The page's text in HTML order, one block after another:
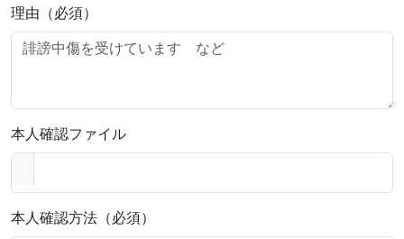
理由（必須）
本人確認ファイル
本人確認方法（必須）